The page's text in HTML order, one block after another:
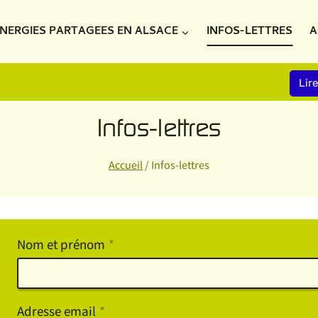
PARTAGEES EN ALSACE INFOS-LETTRES
Infos-lettres
Accueil/Infos-lettres
Nom et prénom *
Adresse email *